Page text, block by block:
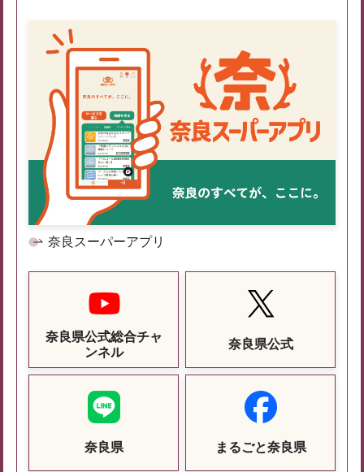
奈良スーパーアプリ
奈良県公式総合チャ
ンネル
奈良県公式
奈良県 まるごと奈良県